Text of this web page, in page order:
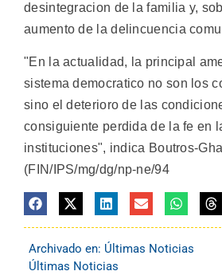
desintegracion de la familia y,
aumento de la delincuencia
"En la actualidad, la principal
sistema democratico no son los
sino el deterioro de las
consiguiente perdida de la fe en
instituciones", indica Boutros-
(FIN/IPS/mg/dg/np-ne/94
Archivado en: Últimas Noticias
Últimas Noticias